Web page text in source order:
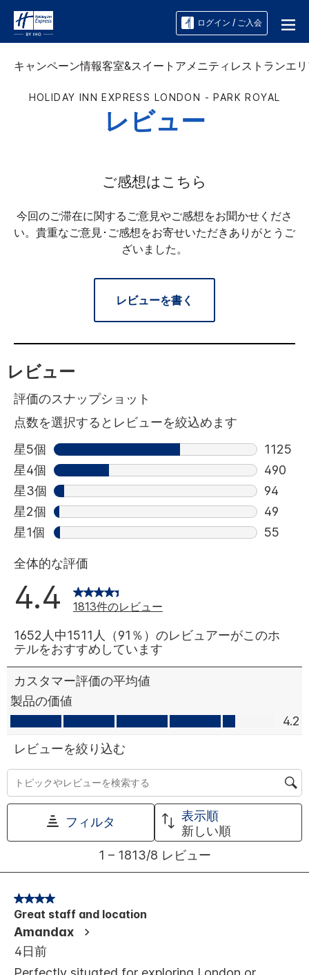
ログイン / ご入会
キャンペーン情報客室&スイート アメニティ レストランエ
HOLIDAY INN EXPRESS LONDON - PARK ROYAL
レビュー
ご感想はこちら
今回のご滞在に関するご意見やご感想をお聞かせくださ
い。貴重なご意見･ご感想をお寄せいただきありがとうご
ざいました。
レビューを書く